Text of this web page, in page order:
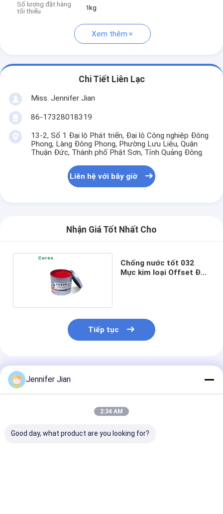
Số lượng đặt hàng
tối thiểu
1kg
Xem thêm
Chi Tiết Liên Lạc
Miss. Jennifer Jian
86-17328018319
13-2, Số 1 Đại lộ Phát triển, Đại lộ Công nghiệp Đông
Phong, Làng Đông Phong, Phường Lưu Liệu, Quận
Thuận Đức, Thành phố Phật Sơn, Tỉnh Quảng Đông.
Liên hệ với bây giờ
Nhận Giá Tốt Nhất Cho
Chống nước tốt 032
Mực kim loại Offset Đỏ
Tiếp tục
Sản Phẩm Khuyến Cáo
Jennifer Jian
2:34 AM
Good day, what product are you looking for?